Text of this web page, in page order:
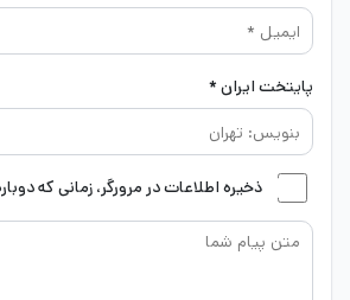
پایتخت ایران *
ذخیره اطلاعات در مرورگر، زمانی که